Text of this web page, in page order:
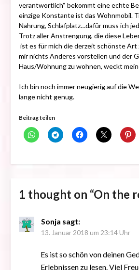
verantwortlich“ bekommt eine echte
einzige Konstante ist das Wohnmobil.
Nahrung, Schlafplatz…dafür muss ich
Trotz aller Anstrengung, die diese
ist es für mich die derzeit schönste Art
mir nichts Anderes vorstellen und der
Haus/Wohnung zu wohnen, weckt
Ich bin noch immer neugierig auf die
lange nicht genug.
Beitrag teilen
1 thought on “On the
Sonja sagt:
13. Januar 2018 um 23:14 Uhr
Es ist so schön von deinen
Erlebnissen zu lesen. Viel